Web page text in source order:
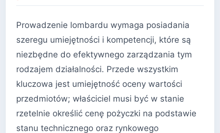
Prowadzenie lombardu wymaga posiadania
szeregu umiejętności i kompetencji, które są
niezbędne do efektywnego zarządzania tym
rodzajem działalności. Przede wszystkim
kluczowa jest umiejętność oceny wartości
przedmiotów; właściciel musi być w stanie
rzetelnie określić cenę pożyczki na podstawie
stanu technicznego oraz rynkowego